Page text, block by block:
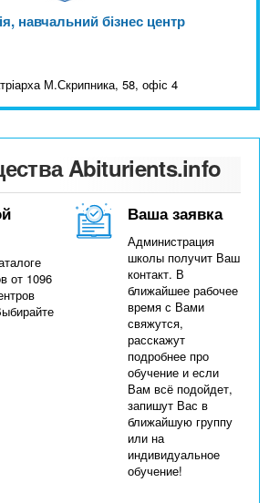
навчальний бізнес центр
М.Скрипника, 58, офіс 4
Abiturients.info
от 1096
Ваша заявка
Администрация
школы получит Ваш
контакт. В
ближайшее рабочее
время с Вами
свяжутся,
расскажут
подробнее про
обучение и если
Вам всё подойдет,
запишут Вас в
ближайшую группу
или на
индивидуальное
обучение!